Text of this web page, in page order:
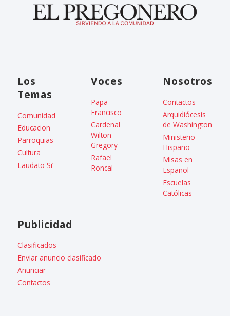
Los
Temas
Comunidad
Educacion
Parroquias
Cultura
Laudato Si’
Voces
Papa
Francisco
Cardenal
Wilton
Gregory
Rafael
Roncal
Nosotros
Contactos
Arquidiócesis
de Washington
Ministerio
Hispano
Misas en
Español
Escuelas
Católicas
Publicidad
Clasificados
Enviar anuncio clasificado
Anunciar
Contactos